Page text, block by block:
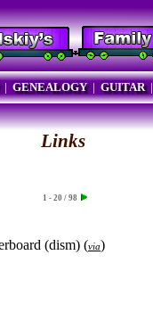
GENEALOGY| GUITAR|
Links
1 - 20 / 98
(dism) (via)